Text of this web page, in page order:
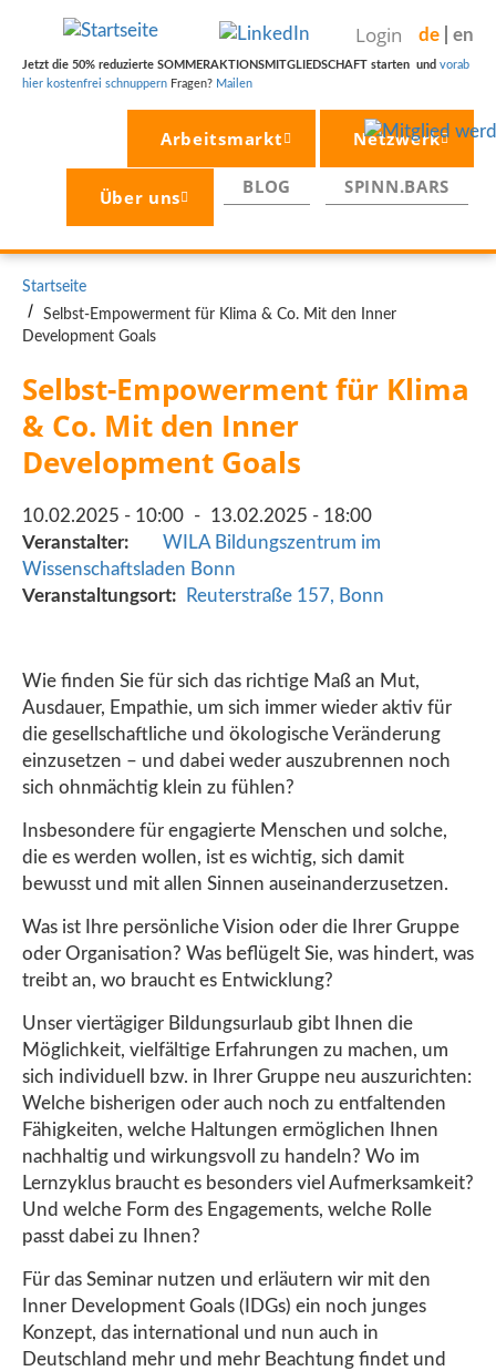
Inhalt
Jetzt die 50% reduzierte SOMMERAKTIONSMITGLIEDSCHAFT starten und vorab
hier kostenfrei schnuppern Fragen? Mailen
Arbeitsmarkt Netzwerk
Über uns BLOG SPINN.BARS
Login en
de
PFADNAVIGATION
Startseite
Selbst-Empowerment für Klima & Co. Mit den Inner
Development Goals
Selbst-Empowerment für Klima
& Co. Mit den Inner
Development Goals
10.02.2025 - 10:00
13.02.2025 - 18:00
Veranstalter
WILA Bildungszentrum im
Wissenschaftsladen Bonn
Veranstaltungsort
Reuterstraße 157, Bonn
Wie finden Sie für sich das richtige Maß an Mut,
Ausdauer, Empathie, um sich immer wieder aktiv für
die gesellschaftliche und ökologische Veränderung
einzusetzen – und dabei weder auszubrennen noch
sich ohnmächtig klein zu fühlen?
Insbesondere für engagierte Menschen und solche,
die es werden wollen, ist es wichtig, sich damit
bewusst und mit allen Sinnen auseinanderzusetzen.
Was ist Ihre persönliche Vision oder die Ihrer Gruppe
oder Organisation? Was beflügelt Sie, was hindert, was
treibt an, wo braucht es Entwicklung?
Unser viertägiger Bildungsurlaub gibt Ihnen die
Möglichkeit, vielfältige Erfahrungen zu machen, um
sich individuell bzw. in Ihrer Gruppe neu auszurichten:
Welche bisherigen oder auch noch zu entfaltenden
Fähigkeiten, welche Haltungen ermöglichen Ihnen
nachhaltig und wirkungsvoll zu handeln? Wo im
Lernzyklus braucht es besonders viel Aufmerksamkeit?
Und welche Form des Engagements, welche Rolle
passt dabei zu Ihnen?
Für das Seminar nutzen und erläutern wir mit den
Inner Development Goals (IDGs) ein noch junges
Konzept, das international und nun auch in
Deutschland mehr und mehr Beachtung findet und